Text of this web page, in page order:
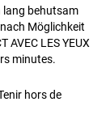
lang behutsam
Möglichkeit
AVEC LES YEUX
minutes.
hors de